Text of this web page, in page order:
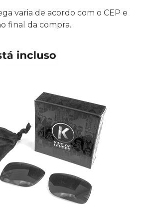
varia de acordo com o CEP e
final da compra.